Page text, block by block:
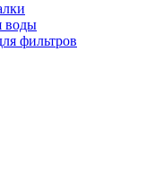
воды
фильтров